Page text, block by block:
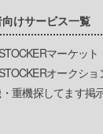
けサービス一覧
マーケット
オークショ
重機探してます掲